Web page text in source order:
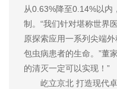
从0.63%降至0.14%以内
制。“我们针对堪称世界
原探索应用一系列尖端
包虫病患者的生命。”董
的清灭一定可以实现！”
屹立京北 打造现代